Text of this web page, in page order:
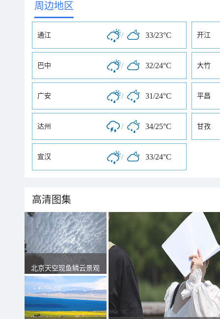
周边地区
通江 / 33/23°C 开江
巴中 / 32/24°C 大竹
广安 / 31/24°C 平昌
达州 / 34/25°C 甘孜
宣汉 / 33/24°C
高清图集
北京天空现鱼鳞云景观